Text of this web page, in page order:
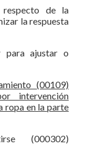
respecto de la
la respuesta
para ajustar o
(00109)
intervención
ropa en la parte
(000302)